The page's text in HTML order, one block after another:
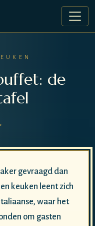
de
gevraagd dan
keuken leent zich
waar het
om gasten